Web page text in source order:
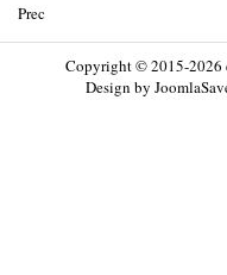
Prec
Copyright © 2015-2026
Design by